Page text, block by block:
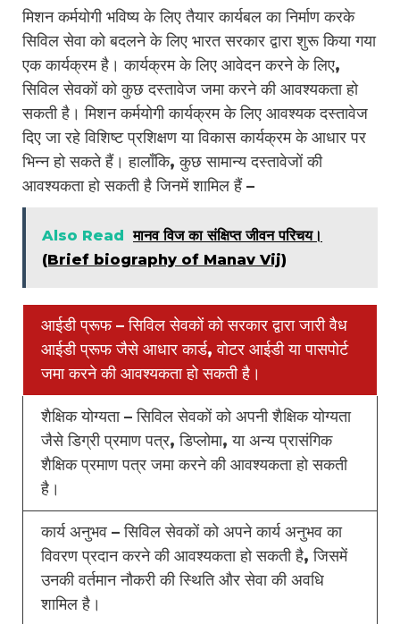
मिशन कर्मयोगी भविष्य के लिए तैयार कार्यबल का निर्माण करके
सिविल सेवा को बदलने के लिए भारत सरकार द्वारा शुरू किया गया
एक कार्यक्रम है। कार्यक्रम के लिए आवेदन करने के लिए,
सिविल सेवकों को कुछ दस्तावेज जमा करने की आवश्यकता हो
सकती है। मिशन कर्मयोगी कार्यक्रम के लिए आवश्यक दस्तावेज
दिए जा रहे विशिष्ट प्रशिक्षण या विकास कार्यक्रम के आधार पर
भिन्न हो सकते हैं। हालाँकि, कुछ सामान्य दस्तावेजों की
आवश्यकता हो सकती है जिनमें शामिल हैं –
Also Read मानव विज का संक्षिप्त जीवन परिचय।
(Brief biography of Manav Vij)
आईडी प्रूफ – सिविल सेवकों को सरकार द्वारा जारी वैध
आईडी प्रूफ जैसे आधार कार्ड, वोटर आईडी या पासपोर्ट
जमा करने की आवश्यकता हो सकती है।
शैक्षिक योग्यता – सिविल सेवकों को अपनी शैक्षिक योग्यता
जैसे डिग्री प्रमाण पत्र, डिप्लोमा, या अन्य प्रासंगिक
शैक्षिक प्रमाण पत्र जमा करने की आवश्यकता हो सकती
है।
कार्य अनुभव – सिविल सेवकों को अपने कार्य अनुभव का
विवरण प्रदान करने की आवश्यकता हो सकती है, जिसमें
उनकी वर्तमान नौकरी की स्थिति और सेवा की अवधि
शामिल है।